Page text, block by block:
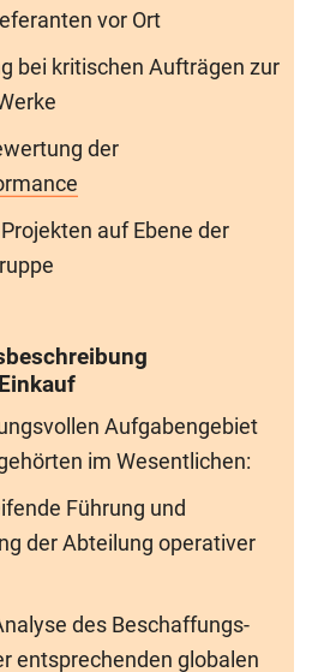
vor Ort
bei kritischen Aufträgen zur
der
auf Ebene der
Aufgabengebiet
im Wesentlichen:
Führung und
der Abteilung operativer
des Beschaffungs-
entsprechenden globalen